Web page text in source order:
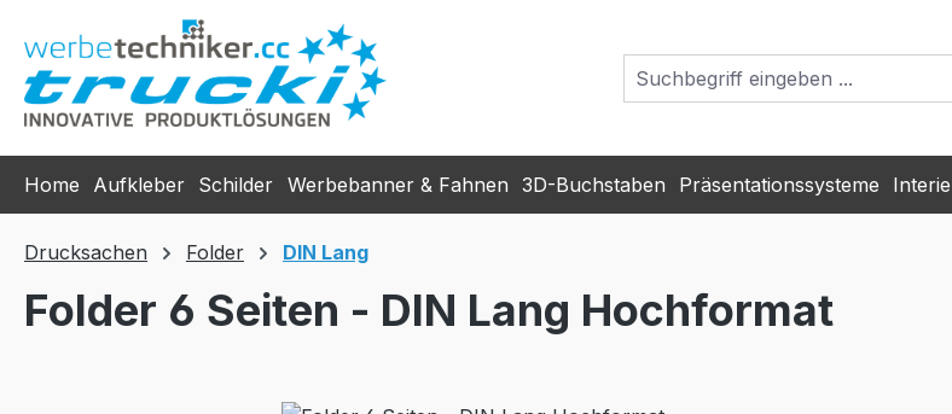
Hauptinhalt springen
Zur Suche springen
Zur Hauptnavigation springen
Home Aufkleber Schilder Werbebanner & Fahnen 3D-Buchstaben Präsentationssysteme
Drucksachen Folder DIN Lang
Folder 6 Seiten - DIN Lang Hochformat